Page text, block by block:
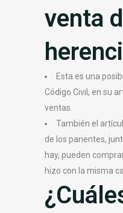
venta
Esta es una
Código Civil, en su
ventas.
También el
de los parientes,
hay, pueden
hizo con la misma